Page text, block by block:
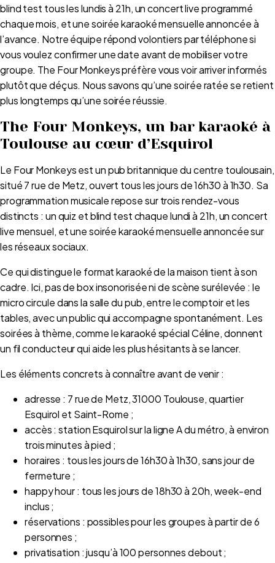
blind test tous les lundis à 21h, un concert live programmé
chaque mois, et une soirée karaoké mensuelle annoncée à
l’avance. Notre équipe répond volontiers par téléphone si
vous voulez confirmer une date avant de mobiliser votre
groupe. The Four Monkeys préfère vous voir arriver informés
plutôt que déçus. Nous savons qu’une soirée ratée se retient
plus longtemps qu’une soirée réussie.
The Four Monkeys, un bar karaoké à
Toulouse au cœur d’Esquirol
Le Four Monkeys est un pub britannique du centre toulousain,
situé 7 rue de Metz, ouvert tous les jours de 16h30 à 1h30. Sa
programmation musicale repose sur trois rendez-vous
distincts : un quiz et blind test chaque lundi à 21h, un concert
live mensuel, et une soirée karaoké mensuelle annoncée sur
les réseaux sociaux.
Ce qui distingue le format karaoké de la maison tient à son
cadre. Ici, pas de box insonorisée ni de scène surélevée : le
micro circule dans la salle du pub, entre le comptoir et les
tables, avec un public qui accompagne spontanément. Les
soirées à thème, comme le karaoké spécial Céline, donnent
un fil conducteur qui aide les plus hésitants à se lancer.
Les éléments concrets à connaître avant de venir :
adresse : 7 rue de Metz, 31000 Toulouse, quartier
Esquirol et Saint-Rome ;
accès : station Esquirol sur la ligne A du métro, à environ
trois minutes à pied ;
horaires : tous les jours de 16h30 à 1h30, sans jour de
fermeture ;
happy hour : tous les jours de 18h30 à 20h, week-end
inclus ;
réservations : possibles pour les groupes à partir de 6
personnes ;
privatisation : jusqu’à 100 personnes debout ;